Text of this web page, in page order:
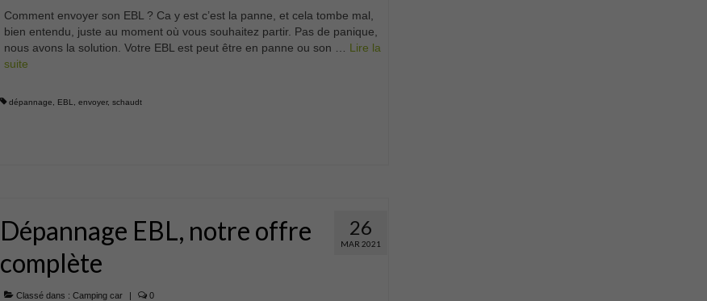
Comment envoyer son EBL ? Ca y est c’est la panne, et cela tombe mal,
bien entendu, juste au moment où vous souhaitez partir. Pas de panique,
nous avons la solution. Votre EBL est peut être en panne ou son … Lire la
suite­­
dépannage EBL envoyer, schaudt
26
MAR 2021
Dépannage EBL, notre offre
complète
Classé dans : Camping car | 0